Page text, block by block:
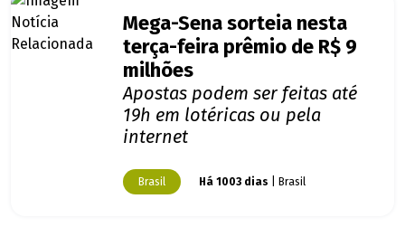
Mega-Sena sorteia nesta
terça-feira prêmio de R$ 9
milhões
Apostas podem ser feitas até
19h em lotéricas ou pela
internet
Brasil Há 1003 dias | Brasil